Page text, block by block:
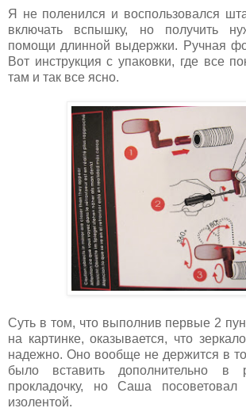
Я не поленился и воспользовался
включать вспышку, но получить
помощи длинной выдержки. Ручная
Вот инструкция с упаковки, где все
там и так все ясно.
Суть в том, что выполнив первые 2
на картинке, оказывается, что
надежно. Оно вообще не держится в
было вставить дополнительно в
прокладочку, но Саша посоветовал
изолентой.